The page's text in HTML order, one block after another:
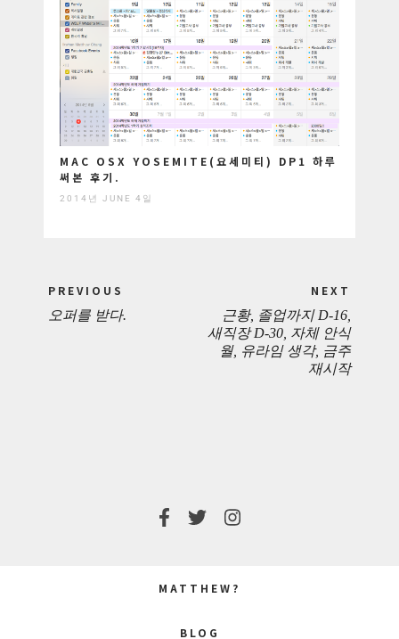
MAC OSX YOSEMITE(요세미티) DP1 하루
써본 후기.
2014년 JUNE 4일
navigation
PREVIOUS
PREVIOUS
오퍼를 받다.
NEXT
POST:
근황, 졸업까지 D-16,
새직장 D-30, 자체 안식
월, 유라임 생각, 금주
재시작
MATTHEW?
BLOG